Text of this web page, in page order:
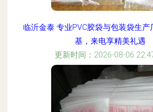
临沂金泰 专业PVC胶袋与包装袋生产
基，来电享精美礼遇
更新时间：2026-08-06